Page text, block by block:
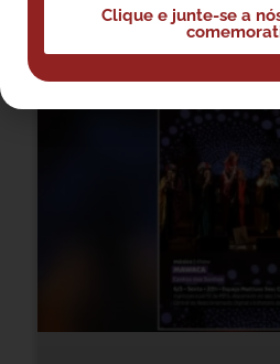
Clique e junte-se a